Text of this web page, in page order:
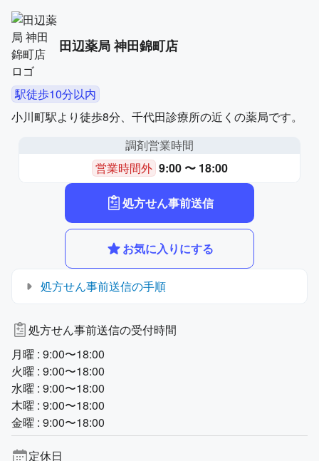
田辺薬局 神田錦町店
駅徒歩10分以内
小川町駅より徒歩8分、千代田診療所の近くの薬局です。
調剤営業時間
営業時間外 9:00 〜 18:00
処方せん事前送信
お気に入りにする
処方せん事前送信の手順
処方せん事前送信の受付時間
月曜 : 9:00〜18:00
火曜 : 9:00〜18:00
水曜 : 9:00〜18:00
木曜 : 9:00〜18:00
金曜 : 9:00〜18:00
定休日